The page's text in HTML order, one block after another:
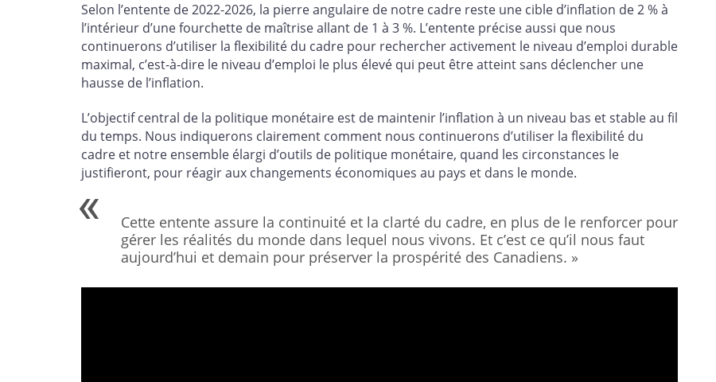
Selon l’entente de 2022-2026, la pierre angulaire de notre cadre reste une cible d’inflation de 2 % à
l’intérieur d’une fourchette de maîtrise allant de 1 à 3 %. L’entente précise aussi que nous
continuerons d’utiliser la flexibilité du cadre pour rechercher activement le niveau d’emploi durable
maximal, c’est-à-dire le niveau d’emploi le plus élevé qui peut être atteint sans déclencher une
hausse de l’inflation.
L’objectif central de la politique monétaire est de maintenir l’inflation à un niveau bas et stable au fil
du temps. Nous indiquerons clairement comment nous continuerons d’utiliser la flexibilité du
cadre et notre ensemble élargi d’outils de politique monétaire, quand les circonstances le
justifieront, pour réagir aux changements économiques au pays et dans le monde.
Cette entente assure la continuité et la clarté du cadre, en plus de le renforcer pour
gérer les réalités du monde dans lequel nous vivons. Et c’est ce qu’il nous faut
aujourd’hui et demain pour préserver la prospérité des Canadiens. »